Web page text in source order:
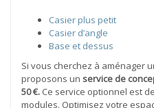
Casier plus petit
Casier d’angle
Base et dessus
Si vous cherchez à aménager
proposons un service de
50 €. Ce service optionnel est
modules. Optimisez votre